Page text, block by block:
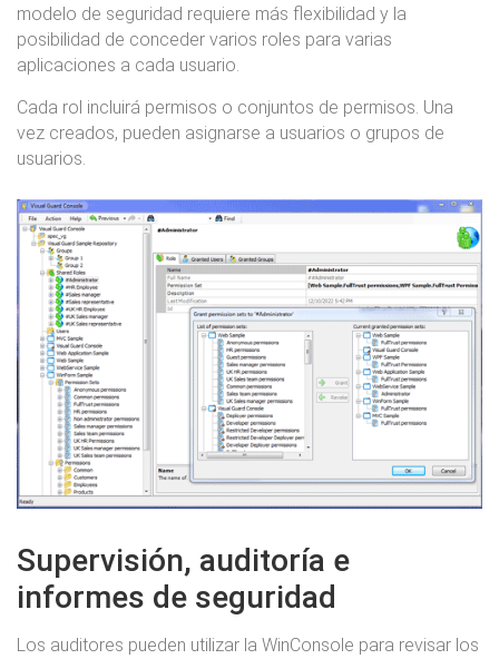
modelo de seguridad requiere más flexibilidad y la
posibilidad de conceder varios roles para varias
aplicaciones a cada usuario.
Cada rol incluirá permisos o conjuntos de permisos. Una
vez creados, pueden asignarse a usuarios o grupos de
usuarios.
Supervisión, auditoría e
informes de seguridad
Los auditores pueden utilizar la WinConsole para revisar los